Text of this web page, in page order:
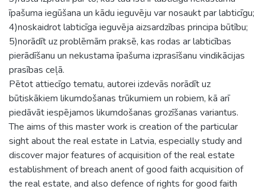
īpašuma iegūšana un kādu ieguvēju var nosaukt par labticīgu;
4)noskaidrot labticīga ieguvēja aizsardzības principa būtību;
5)norādīt uz problēmām praksē, kas rodas ar labticības
pierādīšanu un nekustama īpašuma izprasīšanu vindikācijas
prasības ceļā.
Pētot attiecīgo tematu, autorei izdevās norādīt uz
būtiskākiem likumdošanas trūkumiem un robiem, kā arī
piedāvāt iespējamos likumdošanas grozīšanas variantus.
The aims of this master work is creation of the particular
sight about the real estate in Latvia, especially study and
discover major features of acquisition of the real estate
establishment of breach anent of good faith acquisition of
the real estate, and also defence of rights for good faith